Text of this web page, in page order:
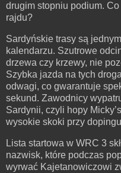
drugim stopniu podium.
rajdu?
Sardyńskie trasy są
kalendarzu. Szutrowe
drzewa czy krzewy, nie
Szybka jazda na tych
odwagi, co gwarantuje
sekund. Zawodnicy
Sardynii, czyli hopy
wysokie skoki przy
Lista startowa w WRC 3
nazwisk, które podczas
wyrwać Kajetanowiczowi